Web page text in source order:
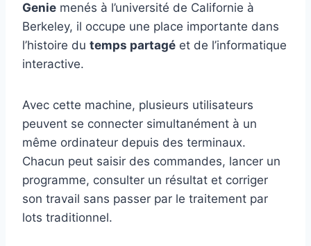
Genie menés à l’université de Californie à
Berkeley, il occupe une place importante dans
l’histoire du temps partagé et de l’informatique
interactive.
Avec cette machine, plusieurs utilisateurs
peuvent se connecter simultanément à un
même ordinateur depuis des terminaux.
Chacun peut saisir des commandes, lancer un
programme, consulter un résultat et corriger
son travail sans passer par le traitement par
lots traditionnel.